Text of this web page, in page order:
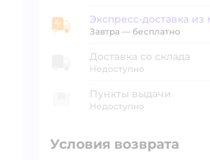
Экспресс-доставка из магазина
Экспресс-доставка из
Завтра — бесплатно
Доставка со склада
Недоступно
Пункты выдачи
Недоступно
Условия возврата